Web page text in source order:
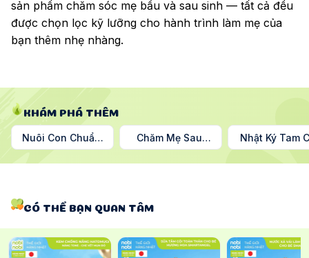
sản phẩm chăm sóc mẹ bầu và sau sinh — tất cả đều
được chọn lọc kỹ lưỡng cho hành trình làm mẹ của
bạn thêm nhẹ nhàng.
KHÁM PHÁ THÊM
Nuôi Con Chuẩn
Nhật
Chăm Mẹ Sau
Sinh
Nhật Ký Tam
Nguyệt
CÓ THỂ BẠN QUAN TÂM